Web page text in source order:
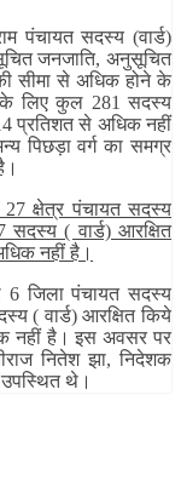
पंचायत सदस्य (वार्ड)
जनजाति, अनुसूचित
सीमा से अधिक होने के
के लिए कुल 281 सदस्य
प्रतिशत से अधिक नहीं
पिछड़ा वर्ग का समग्र
27 क्षेत्र पंचायत सदस्य
सदस्य ( वार्ड) आरक्षित
नहीं है।
6 जिला पंचायत सदस्य
( वार्ड) आरक्षित किये
नहीं है। इस अवसर पर
नितेश झा, निदेशक
उपस्थित थे।